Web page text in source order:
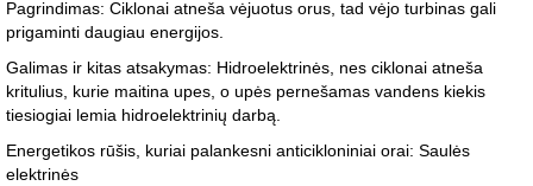
Pagrindimas: Ciklonai atneša vėjuotus orus, tad vėjo turbinas gali
prigaminti daugiau energijos.
Galimas ir kitas atsakymas: Hidroelektrinės, nes ciklonai atneša
kritulius, kurie maitina upes, o upės pernešamas vandens kiekis
tiesiogiai lemia hidroelektrinių darbą.
Energetikos rūšis, kuriai palankesni anticikloniniai orai: Saulės
elektrinės